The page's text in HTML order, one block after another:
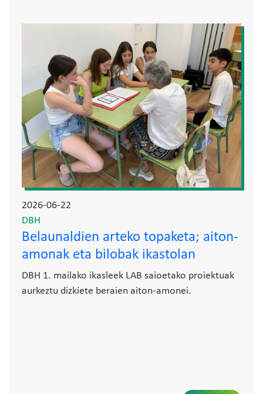
2026-06-22
DBH
Belaunaldien arteko topaketa; aiton-
amonak eta bilobak ikastolan
DBH 1. mailako ikasleek LAB saioetako proiektuak
aurkeztu dizkiete beraien aiton-amonei.